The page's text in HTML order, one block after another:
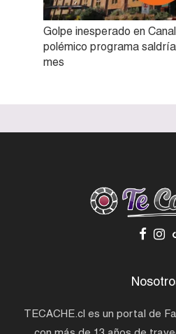
Golpe inesperado en
polémico programa
mes
TECACHE.cl es un portal de